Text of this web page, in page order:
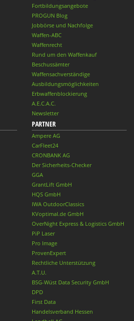
Fortbildungsangebote
PROGUN Blog
Jobbörse und Nachfolge
Waffen-ABC
Waffenrecht
Rund um den Waffenkauf
Beschussämter
Waffensachverständige
Ausbildungsmöglichkeiten
Erbwaffenblockierung
A.E.C.A.C.
Newsletter
PARTNER
Ampere AG
CarFleet24
CRONBANK AG
Der Sicherheits-Checker
GGA
GrantLift GmbH
HQS GmbH
IWA OutdoorClassics
KVoptimal.de GmbH
OverNight Express & Logistics GmbH
PiP Laser
Pro Image
ProvenExpert
Rechtliche Unterstützung
A.T.U.
BSG-Wüst Data Security GmbH
DPD
First Data
Handelsverband Hessen